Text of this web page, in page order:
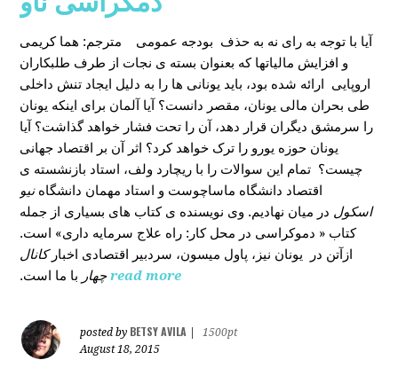
مترجم: هما کریمی
آیا با توجه به رای نه به حذف بودجه عمومی
و افزایش مالیاتها که بعنوان بسته ی نجات از طرف طلبکاران
اروپایی ارائه شده بود، باید یونانی ها را به دلیل ایجاد تنش داخلی
طی بحران مالی یونان، مقصر دانست؟ آیا آلمان برای اینکه یونان
را سرمشق دیگران قرار دهد، آن را تحت فشار خواهد گذاشت؟ آیا
یونان حوزه یورو را ترک خواهد کرد؟ اثر آن بر اقتصاد جهانی
چیست؟ تمام این سوالات را با ریچارد ولف، استاد بازنشسته ی
اقتصاد دانشگاه ماساچوست و استاد مهمان دانشگاهنیو
اسکول در میان نهادیم. وی نویسنده ی کتاب های بسیاری از جمله
کتاب « دموکراسی در محل کار: راه علاج سرمایه داری» است.
ازآتن در یونان نیز، پاول میسون، سردبیر اقتصادی اخبارکانال
چهار با ما است. read more
posted by BETSY AVILA
1500pt
August 18, 2015